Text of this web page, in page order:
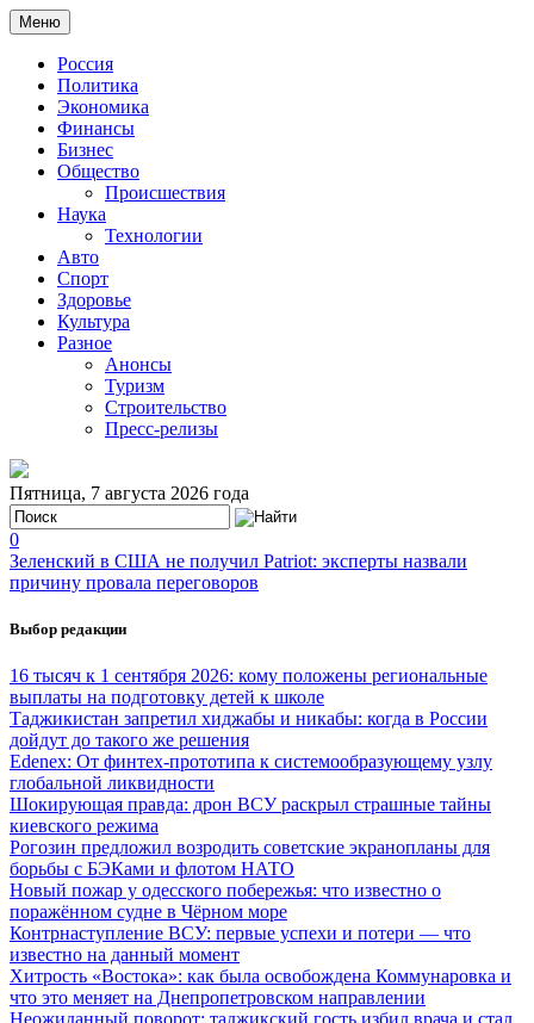
Меню
Россия
Политика
Экономика
Финансы
Бизнес
Общество
Происшествия
Наука
Технологии
Авто
Спорт
Здоровье
Культура
Разное
Анонсы
Туризм
Строительство
Пресс-релизы
Пятница, 7 августа 2026 года
0
Зеленский в США не получил Patriot: эксперты назвали
причину провала переговоров
Выбор редакции
16 тысяч к 1 сентября 2026: кому положены региональные
выплаты на подготовку детей к школе
Таджикистан запретил хиджабы и никабы: когда в России
дойдут до такого же решения
Edenex: От финтех-прототипа к системообразующему узлу
глобальной ликвидности
Шокирующая правда: дрон ВСУ раскрыл страшные тайны
киевского режима
Рогозин предложил возродить советские экранопланы для
борьбы с БЭКами и флотом НАТО
Новый пожар у одесского побережья: что известно о
поражённом судне в Чёрном море
Контрнаступление ВСУ: первые успехи и потери — что
известно на данный момент
Хитрость «Востока»: как была освобождена Коммунаровка и
что это меняет на Днепропетровском направлении